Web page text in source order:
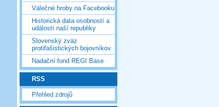
Válečné hroby na Facebooku
Historická data osobností a
událostí naší republiky
Slovenský zväz
protifašistických bojovníkov
Nadační fond REGI Base
RSS
Přehled zdrojů